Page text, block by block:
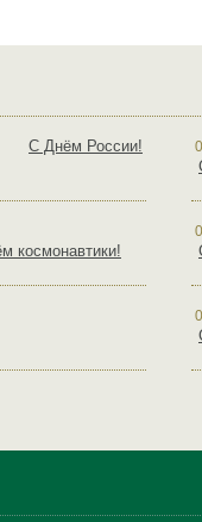
С Днём России!
космонавтики!